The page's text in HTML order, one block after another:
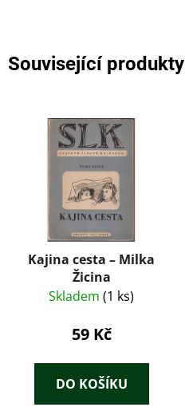
Související produkty
Kajina cesta – Milka
Žicina
Skladem (1 ks)
59 Kč
DO KOŠÍKU